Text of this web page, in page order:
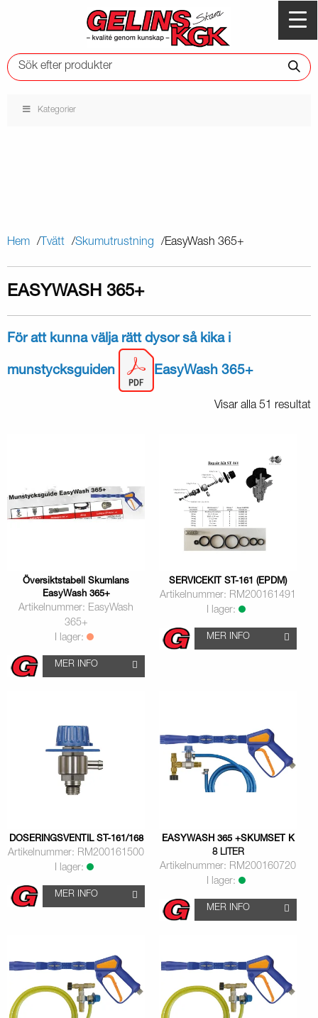
Kategorier
Hem Tvätt Skumutrustning EasyWash 365+
EASYWASH 365+
För att kunna välja rätt dysor så kika i
munstycksguiden EasyWash 365+
Visar alla 51 resultat
Översiktstabell Skumlans
EasyWash 365+
Artikelnummer: EasyWash
365+
I lager:
MER INFO
SERVICEKIT ST-161 (EPDM)
Artikelnummer: RM200161491
I lager:
MER INFO
DOSERINGSVENTIL ST-161/168
Artikelnummer: RM200161500
I lager:
MER INFO
EASYWASH 365 +SKUMSET K
8 LITER
Artikelnummer: RM200160720
I lager:
MER INFO